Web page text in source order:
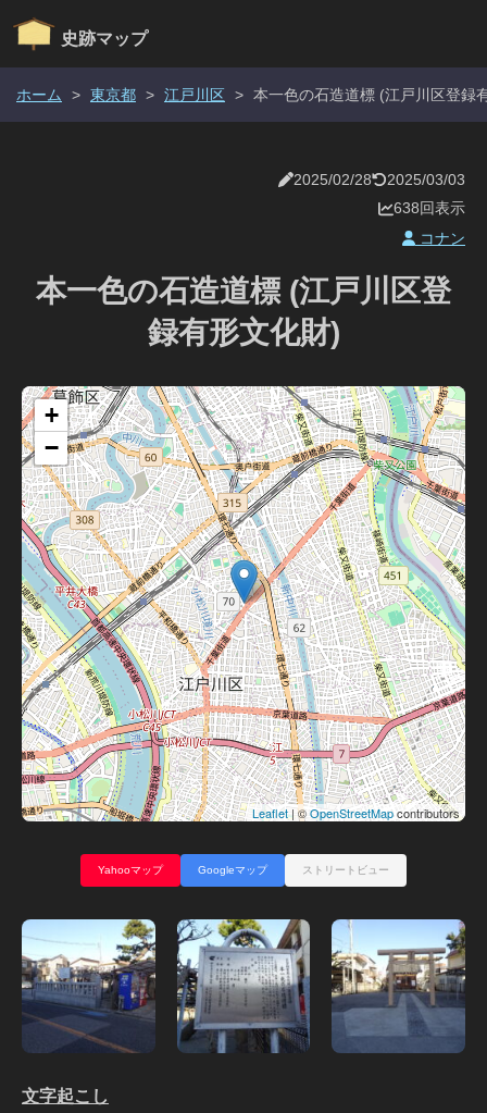
史跡マップ
ホーム > 東京都 > 江戸川区 > 本一色の石造道標 (江戸川区登録
2025/02/28
2025/03/03
638回表示
コナン
本一色の石造道標 (江戸川区登
録有形文化財)
+
−
Leaflet| ©OpenStreetMapcontributors
Yahooマップ Googleマップ ストリートビュー
文字起こし